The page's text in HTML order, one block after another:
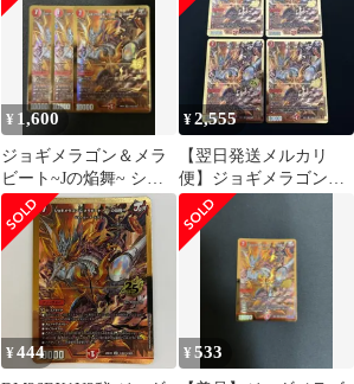
¥ 1,600
ジョギメラゴン＆メラ
ビート~Jの焔舞~ シー
クレット 3枚
¥2,555
【翌日発送メルカリ
便】ジョギメラゴン&
メラビート 〜Jの焔
舞〜 シークレット
¥444 ¥533